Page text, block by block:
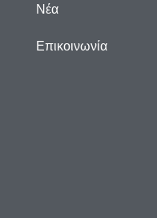
Νέα
Επικοινωνία